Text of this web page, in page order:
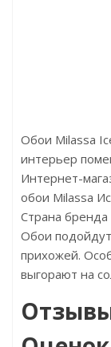
Обои Milassa
интерьер
Интернет-
обои Milassa
Страна бренда
Обои
прихожей.
выгорают на